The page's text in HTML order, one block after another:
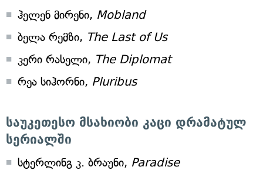
ჰელენ მირენი, Mobland
ბელა რემზი, The Last of Us
კერი რასელი, The Diplomat
რეა სიჰორნი, Pluribus
საუკეთესო მსახიობი კაცი დრამატულ
სერიალში
სტერლინგ კ. ბრაუნი, Paradise